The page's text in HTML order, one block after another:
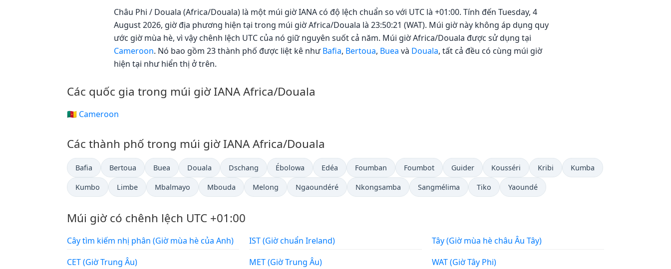
Châu Phi / Douala (Africa/Douala) là một múi giờ IANA có độ lệch chuẩn so với UTC là +01:00. Tính đến Tuesday, 4
August 2026, giờ địa phương hiện tại trong múi giờ Africa/Douala là 23:50:21 (WAT). Múi giờ này không áp dụng quy
ước giờ mùa hè, vì vậy chênh lệch UTC của nó giữ nguyên suốt cả năm. Múi giờ Africa/Douala được sử dụng tại
Cameroon. Nó bao gồm 23 thành phố được liệt kê nhưBafia, Bertoua, Buea và Douala, tất cả đều có cùng múi giờ
hiện tại như hiển thị ở trên.
Các quốc gia trong múi giờ IANA Africa/Douala
🇨🇲 Cameroon
Các thành phố trong múi giờ IANA Africa/Douala
Bafia Bertoua Buea Douala Dschang Ébolowa Edéa Foumban Foumbot Guider Kousséri Kribi Kumba
Kumbo Limbe Mbalmayo Mbouda Melong Ngaoundéré Nkongsamba Sangmélima Tiko Yaoundé
Múi giờ có chênh lệch UTC +01:00
Cây tìm kiếm nhị phân (Giờ mùa hè của Anh)
CET (Giờ Trung Âu)
IST (Giờ chuẩn Ireland)
MET (Giờ Trung Âu)
Tây (Giờ mùa hè châu Âu Tây)
WAT (Giờ Tây Phi)